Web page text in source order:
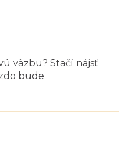
väzbu? Stačí nájsť
bude